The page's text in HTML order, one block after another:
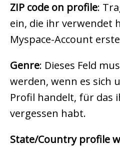
ZIP code on profile:
ein, die ihr verwendet
Myspace-Account
Genre: Dieses Feld
werden, wenn es sich
Profil handelt, für das
vergessen habt.
State/Country profile